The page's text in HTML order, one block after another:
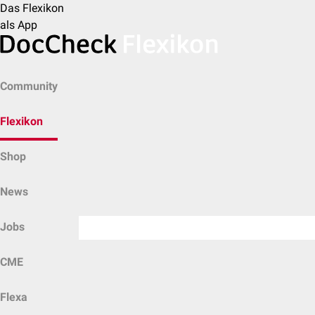
Das Flexikon
als App
Community
Flexikon
Shop
News
Jobs
CME
Flexa